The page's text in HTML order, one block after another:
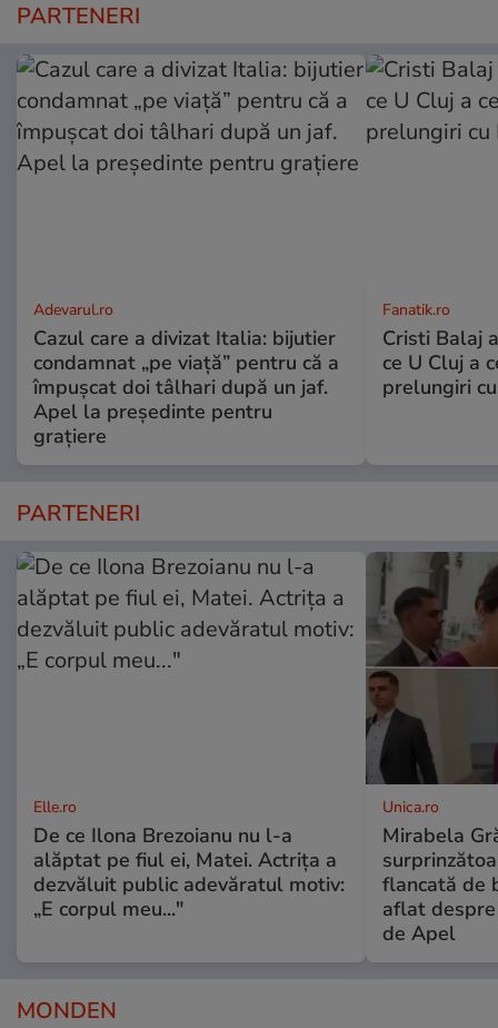
PARTENERI
Adevarul.ro
Cazul care a divizat Italia: bijutier
condamnat „pe viață” pentru că a
împușcat doi tâlhari după un jaf.
Apel la președinte pentru
graţiere
Fanatik.ro
Cristi Balaj
ce U Cluj a
prelungiri
PARTENERI
Elle.ro
De ce Ilona Brezoianu nu l-a
alăptat pe fiul ei, Matei. Actrița a
dezvăluit public adevăratul motiv:
„E corpul meu..."
Unica.ro
Mirabela
flancată de
aflat
de Apel
MONDEN